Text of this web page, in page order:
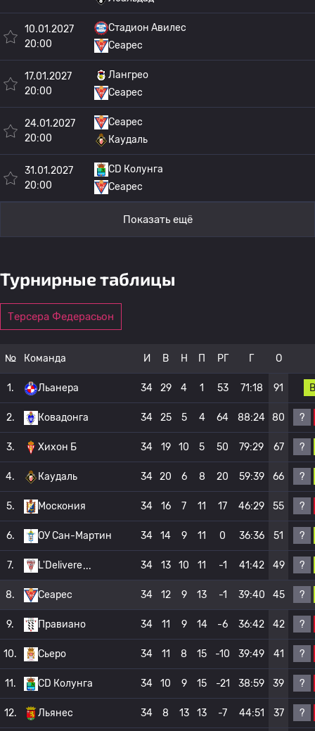
10.01.2027
20:00
Стадион Авилес
Сеарес
17.01.2027
20:00
Лангрео
Сеарес
24.01.2027
20:00
Сеарес
Каудаль
31.01.2027
20:00
CD Колунга
Сеарес
Показать ещё
Турнирные таблицы
Терсера Федерасьон
№ Команда И В Н П РГ Г О
1. Льанера 34 29 4 1 53 71:18 91 В
2. Ковадонга 34 25 5 4 64 88:24 80 ?
3. Хихон Б 34 19 10 5 50 79:29 67 ?
4. Каудаль 34 20 6 8 20 59:39 66 ?
5. Москония 34 16 7 11 17 46:29 55 ?
6. ОУ Сан-Мартин 34 14 9 11 0 36:36 51 ?
7. L'Delivere 34 13 10 11 -1 41:42 49 ?
8. Сеарес 34 12 9 13 -1 39:40 45 ?
9. Правиано 34 11 9 14 -6 36:42 42 ?
10. Сьеро 34 11 8 15 -10 39:49 41 ?
11. CD Колунга 34 10 9 15 -21 38:59 39 ?
12. Льянес 34 8 13 13 -7 44:51 37 ?